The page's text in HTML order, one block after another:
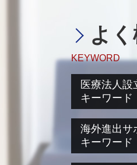
よ
KEYWORD
医療法人設
キーワード
医療法人
医療法人設
医療法人
海外進出サ
キーワード